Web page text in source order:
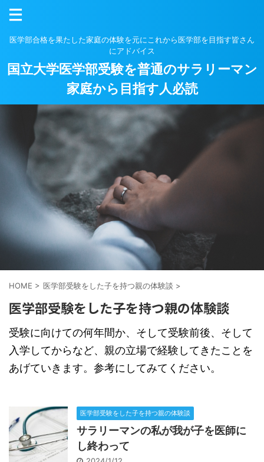
医学部合格を果たした家庭の体験を元にこれから医学部を目指す皆さん
にアドバイス
国立大学医学部受験を普通のサラリーマン
家庭から目指す人必読
HOME > 医学部受験をした子を持つ親の体験談 >
医学部受験をした子を持つ親の体験談
受験に向けての何年間か、そして受験前後、そして
入学してからなど、親の立場で経験してきたことを
あげていきます。参考にしてみてください。
医学部受験をした子を持つ親の体験談
サラリーマンの私が我が子を医師に
し終わって